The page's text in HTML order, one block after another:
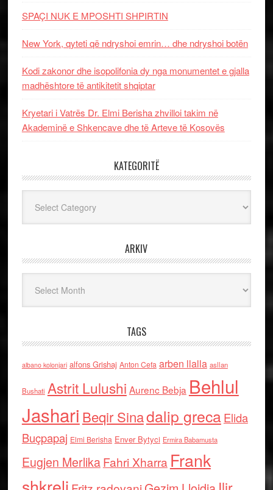
SPAÇI NUK E MPOSHTI SHPIRTIN
New York, qyteti që ndryshoi emrin… dhe ndryshoi botën
Kodi zakonor dhe isopolifonia dy nga monumentet e gjalla
madhështore të antikitetit shqiptar
Kryetari i Vatrës Dr. Elmi Berisha zhvilloi takim në
Akademinë e Shkencave dhe të Arteve të Kosovës
KATEGORITË
ARKIV
TAGS
albano kolonjari alfons Grishaj Anton Cefa arben llalla asllan
Bushati Astrit Lulushi Aurenc Bebja Behlul
Jashari Beqir Sinadalip grecaElida
Buçpapaj Elmi Berisha Enver Bytyci Ermira Babamusta
Eugjen MerlikaFahri Xharra Frank